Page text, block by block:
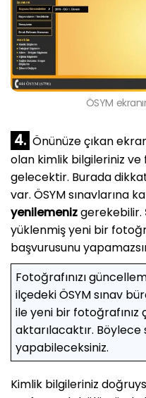
ÖSYM
4. Önünüze çıkan
olan kimlik bilgileriniz ve
gelecektir. Burada
var. ÖSYM sınavlarına
yenilemenizgerekebilir.
yüklenmiş yeni bir
başvurusunu
Fotoğrafınızı
ilçedeki ÖSYM sınav
ile yeni bir
aktarılacaktır. Böylece
yapabileceksiniz.
Kimlik bilgileriniz